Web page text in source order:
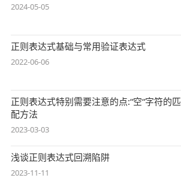
2024-05-05
正则表达式基础与常用验证表达式
2022-06-06
正则表达式特别需要注意的点:“空“字符的匹
配方法
2023-03-03
浅谈正则表达式回溯陷阱
2023-11-11